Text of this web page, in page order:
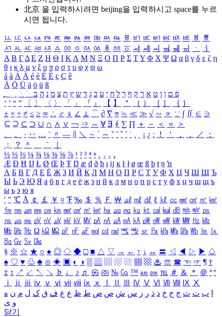
北京 을 입력하시려면 beijing을 입력하시고 space를 누르
시면 됩니다.
ㅥ ㅦ ㅧ ㅨ ㅩ ㅪ ㅫ ㅬ ㅭ ㅮ ㅯ ㅰ ㅱ ㅲ ㅳ ㅴ ㅵ ㅶ ㅷ ㅸ
ㅹ
ㅺ ㅻ ㅼ ㅽ ㅾ ㅿ ㆀ ㆁ ㆂ ㆃ ㆄ ㆅ ㆆ ㆇ ㆈ ㆉ ㆊ ㆋ ㆌ ㆍ
ㆎ
Α Β ΓΔ Ε Ζ Η Θ Ι ΚΛ Μ Ν Ξ Ο Π Ρ Σ ΤΥ Φ Χ Ψ Ω α β γ δ ε ζ η
θ ι κ λ μ ν ξ ο π ρ σ τ υ φ χ ψ ω
á à Á À é è É È ç Ç ê
Ä Ö Ü ä ö ü ß
ִֶֹ ֻּ ׁׂ פ ם ן ו ט א ר ק ף ך ל ח י ע כ ג ד ש ץ ת צ מ נ ה ב
‘ ’ “ ” 〔 〕 〈 〉 「 」 『 』 【 】 ＂ （ ） ［ ］ ｛ ｝
± × ÷ ≠ ≤ ≥ ∞ ∴ ♂ ♀ ∠ ⊥ ⌒ ∂ ∇ ≡ ≒ ≪ ≫ √ ∽ ∝ ∵ ∫ ∬ ∈ ∋
⊆ ⊇ ⊂ ⊃ ∪ ∩ ∧ ∨ ￢ ⇒ ⇔ ∀ ∃ ∮ ∑ ∏ ＋ － ＜ ＝
＞
、
。 · ‥ … ¨ 〃 ― ＼ ∼ ´ ～ ˇ ˘ ˝ ˚ ˙ ¸ ¡ ¿ ː ！ ＇ ， ． ／
：
；
？ ＾ ｀
½ ⅓ ⅔ ¼ ¾ ⅛ ⅜ ⅝ ⅞ ¹ ² ³ ⁴ ⁿ ₁ ₂ ₃ ₄
Æ Ð Ħ Ĳ Ł Ø Œ Þ Ŧ Ŋ æ đ ð ħ ı ĳ ĸ ŀ ł ø œ ß þ ŧ ŋ ŉ
А Б В Г Д Е Ё Ж З И Й К Л М Н О П Р С Т У Ф Х Ц Ч Ш Щ Ъ
Ы Ь Э Ю Я а б в г д е ё ж з и й к л м н о п р с т у ф х ц ч ш щ ъ
ы ь э ю я
′ ″ ℃ Å ￠ ￡ ￥ ¤ ℉ ‰ ＄ ％ Ｆ ￦ ㎕ ㎖ ㎗ ℓ ㎘ ㏄ ㎣ ㎤ ㎥ ㎦
㎙ ㎚ ㎛ ㎜ ㎝ ㎞ ㎟ ㎠ ㎡ ㎢ ㏊ ㎍ ㎎ ㎏ ㏏ ㎈ ㎉ ㏈ ㎧ ㎨ ㎰
㎱ ㎲ ㎳ ㎴ ㎵ ㎶ ㎷ ㎸ ㎹ ㎀ ㎁ ㎂ ㎃ ㎄ ㎺ ㎻ ㎽ ㎾ ㎿ ㎐ ㎑
㎒ ㎓ ㎔ Ω ㏀ ㏁ ㎊ ㎋ ㎌ ㏖ ㏅ ㎭ ㎮ ㎯ ㏛ ㎩ ㎪ ㎫ ㎬ ㏝ ㏐
㏓
㏃ ㏉ ㏜ ㏆
§ ※ ☆ ★ ○ ● ◎ ◇ ◆ □ ■ △ ▽ → ← ↑ ↓ ↔ 〓 ◁ ◀ ▷ ▶ ♤
♠ ♡ ♥ ♧ ♣ ⊙ ◈ ▣ ◐ ◑ ▒ ▤ ▨ ▧ ▦ ▩ ♨ ☏ ☎ ☜ ☞ ¶ †
‡ ↕ ↗ ↙ ↖ ↘ ♭ ♩ ♪ ♬ ㉿ ㈜ № ㏇ ™ ㏂ ㏘ ℡ ＃ ＆ ＊ ＠ ª º
ⅰ
ⅱ ⅲ ⅳ ⅴ ⅵ ⅶ ⅷ ⅸ ⅹ Ⅳ Ⅴ Ⅵ Ⅶ Ⅷ Ⅸ Ⅹ
ب ت ث ج ح خ د ذ ر ز س ش ص ض ط ظ ع غ ف ق ک ل م ن ه
و ی
닫기